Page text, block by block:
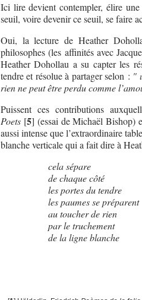
Ici lire devient contempler, élire
seuil, voire devenir ce seuil, se faire
Oui, la lecture de Heather
philosophes (les affinités avec
Heather Dohollau a su capter les
tendre et résolue à partager selon : "
rien ne peut être perdu comme
Puissent ces contributions
Poets[5] (essai de Michaël Bishop)
aussi intense que l’extraordinaire
blanche verticale qui a fait dire à
cela sépare
de chaque côté
les portes du tendre
les paumes se préparent
au toucher de rien
par le truchement
de la ligne blanche